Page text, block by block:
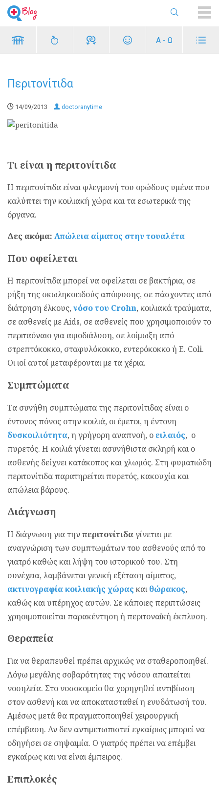
Α - Ω
Περιτονίτιδα
14/09/2013 doctoranytime
Τι είναι η περιτονίτιδα
Η περιτονίτιδα είναι φλεγμονή του ορώδους υμένα που
καλύπτει την κοιλιακή χώρα και τα εσωτερικά της
όργανα.
Δες ακόμα: Απώλεια αίματος στην τουαλέτα
Που οφείλεται
Η περιτονίτιδα μπορεί να οφείλεται σε βακτήρια, σε
ρήξη της σκωληκοειδούς απόφυσης, σε πάσχοντες από
διάτρηση έλκους, νόσο του Crohn, κοιλιακά τραύματα,
σε ασθενείς με Aids, σε ασθενείς που χρησιμοποιούν το
περιταόναιο για αιμοδιάλυση, σε λοίμωξη από
στρεπτόκοκκο, σταφυλόκοκκο, εντερόκοκκο ή E. Coli.
Οι ιοί αυτοί μεταφέρονται με τα χέρια.
Συμπτώματα
Τα συνήθη συμπτώματα της περιτονίτιδας είναι ο
έντονος πόνος στην κοιλιά, οι έμετοι, η έντονη
δυσκοιλιότητα, η γρήγορη αναπνοή, ο ειλαιός, ο
πυρετός. Η κοιλιά γίνεται ασυνήθιστα σκληρή και ο
ασθενής δείχνει κατάκοπος και χλωμός. Στη φυματιώδη
περιτονίτιδα παρατηρείται πυρετός, κακουχία και
απώλεια βάρους.
Διάγνωση
Η διάγνωση για τηνπεριτονίτιδαγίνεται με
αναγνώριση των συμπτωμάτων του ασθενούς από το
γιατρό καθώς και λήψη του ιστορικού του. Στη
συνέχεια, λαμβάνεται γενική εξέταση αίματος,
ακτινογραφία κοιλιακής χώρας καιθώρακος,
καθώς και υπέρηχος αυτών. Σε κάποιες περιπτώσεις
χρησιμοποιείται παρακέντηση ή περιτοναϊκή έκπλυση.
Θεραπεία
Για να θεραπευθεί πρέπει αρχικώς να σταθεροποιηθεί.
Λόγω μεγάλης σοβαρότητας της νόσου απαιτείται
νοσηλεία. Στο νοσοκομείο θα χορηγηθεί αντιβίωση
στον ασθενή και να αποκατασταθεί η ενυδάτωσή του.
Αμέσως μετά θα πραγματοποιηθεί χειρουργική
επέμβαση. Αν δεν αντιμετωπιστεί εγκαίρως μπορεί να
οδηγήσει σε σηψαιμία. Ο γιατρός πρέπει να επέμβει
εγκαίρως και να είναι έμπειρος.
Επιπλοκές